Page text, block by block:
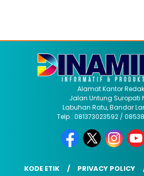
Alamat Kantor
Jalan Untung Suropati
Labuhan Ratu, Bandar
Telp : 081373023592 /
KODE ETIK PRIVACY POLICY